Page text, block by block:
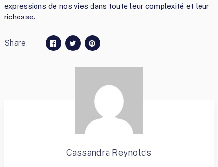
expressions de nos vies dans toute leur complexité et leur
richesse.
Share
Cassandra Reynolds